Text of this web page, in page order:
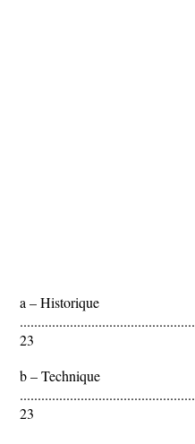
a – Historique
23
b – Technique
23